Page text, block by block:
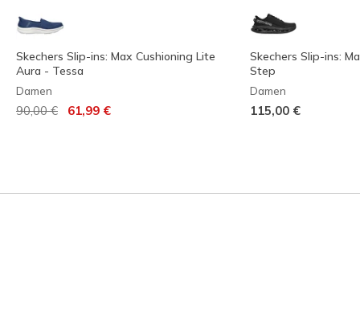
Skechers Slip-ins: Max Cushioning Lite
Aura - Tessa
Damen
Reduziert von
90,00 € auf
61,99 €
Skechers Slip-ins:
Step
Damen
115,00 €